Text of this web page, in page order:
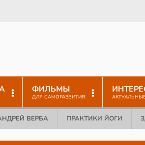
ФИЛЬМЫ
ДЛЯ САМОРАЗВИТИЯ
ВЕРБА ПРАКТИКИ ЙОГИ